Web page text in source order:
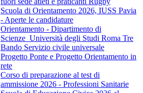
Scuola di Orientamento 2026, IUSS Pavia
- Aperte le candidature
Orientamento - Dipartimento di
Scienze_Università degli Studi Roma Tre
Bando Servizio civile universale
Progetto Ponte e Progetto Orientamento in
rete
Corso di preparazione al test di
ammissione 2026 - Professioni Sanitarie